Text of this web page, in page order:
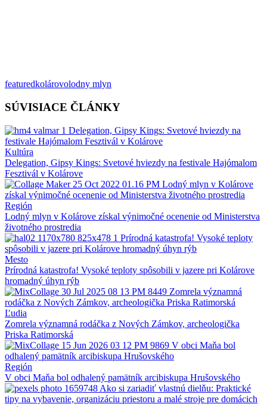
featuredkolárovolodny mlyn
SÚVISIACE ČLÁNKY
Kultúra
Delegation, Gipsy Kings: Svetové hviezdy na festivale Hajómalom
Fesztivál v Kolárove
Región
Lodný mlyn v Kolárove získal výnimočné ocenenie od Ministerstva
životného prostredia
Mesto
Prírodná katastrofa! Vysoké teploty spôsobili v jazere pri Kolárove
hromadný úhyn rýb
Ľudia
Zomrela významná rodáčka z Nových Zámkov, archeologička
Priska Ratimorská
Región
V obci Maňa bol odhalený pamätník arcibiskupa Hrušovského